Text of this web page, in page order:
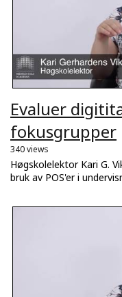
Evaluer
fokusgrupper
340 views
Høgskolelektor Kari G.
bruk av POS'er i